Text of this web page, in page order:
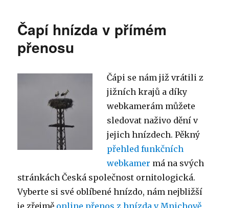
mládě?
Čapí hnízda v přímém
přenosu
Čápi se nám již vrátili z
jižních krajů a díky
webkamerám můžete
sledovat naživo dění v
jejich hnízdech. Pěkný
přehled funkčních
webkamer má na svých
stránkách Česká společnost ornitologická.
Vyberte si své oblíbené hnízdo, nám nejbližší
je zřejmě online přenos z hnízda v Mnichově